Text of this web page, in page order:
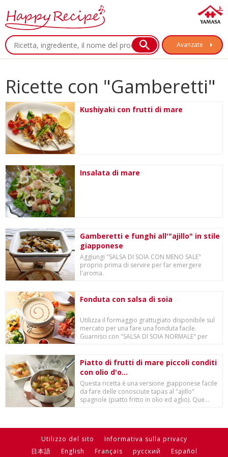
Avanzate
Ricette con "Gamberetti"
Kushiyaki con frutti di mare
Insalata di mare
Gamberetti e funghi all'"ajillo" in stile
giapponese
Aggiungi "SALSA DI SOIA CON MENO SALE"
proprio prima di servire per far emergere
l'aroma.
Fonduta con salsa di soia
Utilizza il formaggio grattugiato disponibile sul
mercato per una fare una fonduta facile.
Guarnisci con "SALSA DI SOIA NORMALE" per
Piatto di frutti di mare piccoli conditi
con olio d'o...
Questa ricetta è una versione giapponese facile
da fare delle conosciute tapas al "ajillo"
spagnole (piatto fritto in olio ed aglio). Que...
Utilizzo del sito
Informativa sulla privacy
日本語
English Français русский Español